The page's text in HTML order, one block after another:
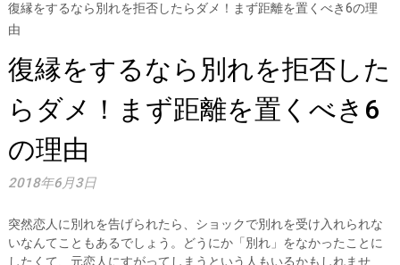
復縁をするなら別れを拒否したらダメ！まず距離を置くべき6の理
由
復縁をするなら別れを拒否した
らダメ！まず距離を置くべき6
の理由
2018年6月3日
突然恋人に別れを告げられたら、ショックで別れを受け入れられな
いなんてこともあるでしょう。どうにか「別れ」をなかったことに
したくて、元恋人にすがってしまうという人もいるかもしれませ